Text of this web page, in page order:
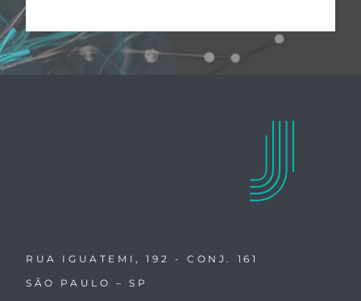
RUA IGUATEMI, 192 - CONJ. 161
SÃO PAULO – SP